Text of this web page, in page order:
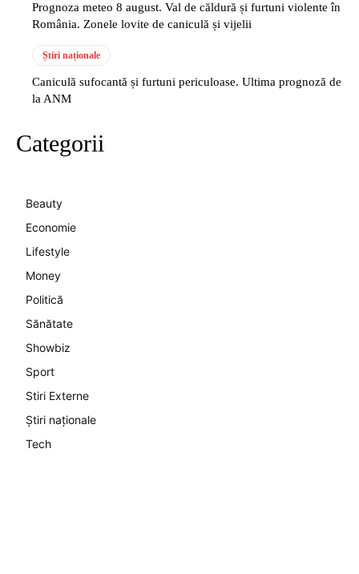
Prognoza meteo 8 august. Val de căldură și furtuni violente în
România. Zonele lovite de caniculă și vijelii
Știri naționale
Caniculă sufocantă și furtuni periculoase. Ultima prognoză de
la ANM
Categorii
Beauty
Economie
Lifestyle
Money
Politică
Sănătate
Showbiz
Sport
Stiri Externe
Știri naționale
Tech